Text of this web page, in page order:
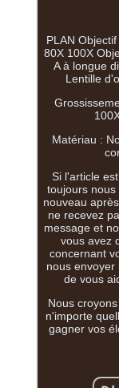
PLAN
80X 100X
A à longue
Lentille
Matériau :
Si l'article
toujours
nouveau
ne recevez
message et
vous avez
concernant
nous
de vous
Nous
n'importe
gagner vos